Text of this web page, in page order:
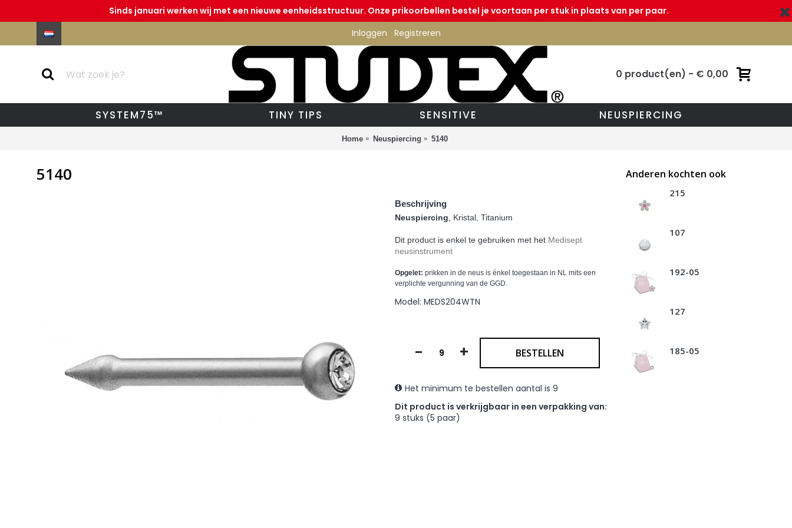
Sinds januari werken wij met een nieuwe eenheidsstructuur. Onze prikoorbellen bestel je voortaan per stuk in plaats van per paar.
Inloggen
Registreren
0 product(en) - € 0,00
SYSTEM75™ TINY TIPS SENSITIVE NEUSPIERCING
Home Neuspiercing 5140
Anderen kochten ook
215
107
192-05
127
185-05
5140
Beschrijving
Neuspiercing , Kristal, Titanium
Dit product is enkel te gebruiken met het Medisept
neusinstrument
Opgelet: prikken in de neus is énkel toegestaan in NL mits een
verplichte vergunning van de GGD.
Model: MEDS204WTN
- + BESTELLEN
Het minimum te bestellen aantal is 9
Dit product is verkrijgbaar in een verpakking van:
9 stuks (5 paar)